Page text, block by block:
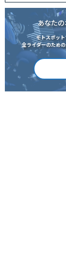
あなた
モトスポッ
全ライダーのため